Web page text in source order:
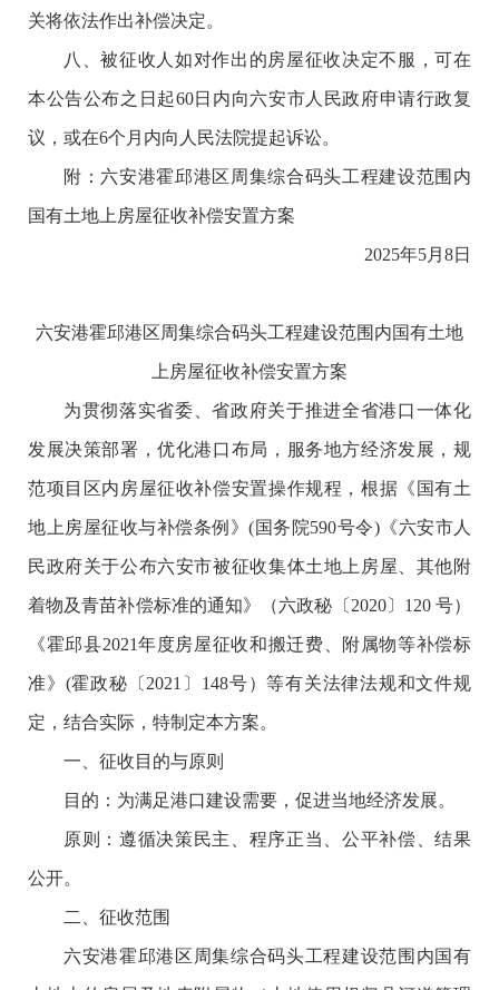
关将依法作出补偿决定。
八、被征收人如对作出的房屋征收决定不服，可在
本公告公布之日起60日内向六安市人民政府申请行政复
议，或在6个月内向人民法院提起诉讼。
附：六安港霍邱港区周集综合码头工程建设范围内
国有土地上房屋征收补偿安置方案
2025年5月8日
六安港霍邱港区周集综合码头工程建设范围内国有土地
上房屋征收补偿安置方案
为贯彻落实省委、省政府关于推进全省港口一体化
发展决策部署，优化港口布局，服务地方经济发展，规
范项目区内房屋征收补偿安置操作规程，根据《国有土
地上房屋征收与补偿条例》(国务院590号令)《六安市人
民政府关于公布六安市被征收集体土地上房屋、其他附
着物及青苗补偿标准的通知》（六政秘〔2020〕120 号）
《霍邱县2021年度房屋征收和搬迁费、附属物等补偿标
准》(霍政秘〔2021〕148号）等有关法律法规和文件规
定，结合实际，特制定本方案。
一、征收目的与原则
目的：为满足港口建设需要，促进当地经济发展。
原则：遵循决策民主、程序正当、公平补偿、结果
公开。
二、征收范围
六安港霍邱港区周集综合码头工程建设范围内国有